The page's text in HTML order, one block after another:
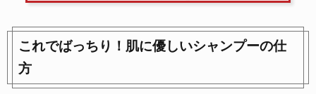
これでばっちり！肌に優しいシャンプーの仕
方